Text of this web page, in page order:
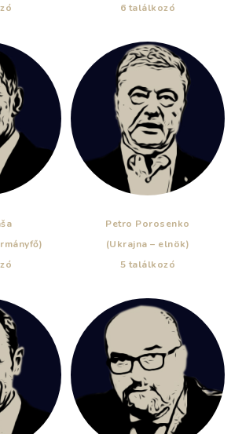
6 találkozó
Petro Porosenko
(Ukrajna – elnök)
5 találkozó